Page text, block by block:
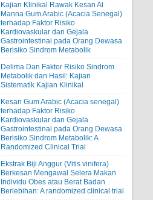
Kajian Klinikal Rawak Kesan Al
Manna Gum Arabic (Acacia Senegal)
terhadap Faktor Risiko
Kardiovaskular dan Gejala
Gastrointestinal pada Orang Dewasa
Berisiko Sindrom Metabolik
Delima Dan Faktor Risiko Sindrom
Metabolik dan Hasil: Kajian
Sistematik Kajian Klinikal
Kesan Gum Arabic (Acacia senegal)
terhadap Faktor Risiko
Kardiovaskular dan Gejala
Gastrointestinal pada Orang Dewasa
Berisiko Sindrom Metabolik: A
Randomized Clinical Trial
Ekstrak Biji Anggur (Vitis vinifera)
Berkesan Mengawal Selera Makan
Individu Obes atau Berat Badan
Berlebihan: A randomized clinical trial